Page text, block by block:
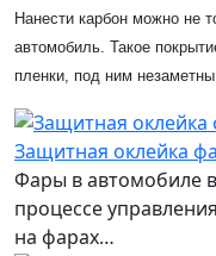
Нанести карбон можно не
автомобиль. Такое
пленки, под ним
Защитная оклейка
Фары в автомобиле
процессе
на фарах…